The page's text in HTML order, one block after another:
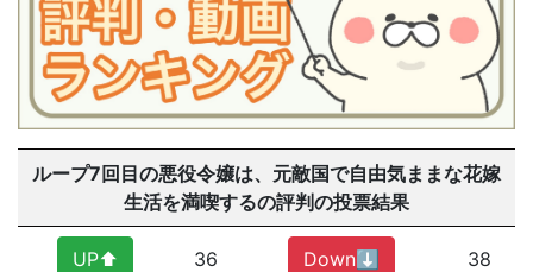
ループ7回目の悪役令嬢は、元敵国で自由気ままな花嫁
生活を満喫するの評判の投票結果
UP⬆︎ 36 Down⬇︎ 38